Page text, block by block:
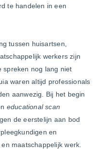
te handelen in een
tussen huisartsen,
werkers zijn
spreken nog lang niet
waren altijd professionals
aanwezig. Bij het begin
educational scan
de eerstelijn aan bod
en
maatschappelijk werk.